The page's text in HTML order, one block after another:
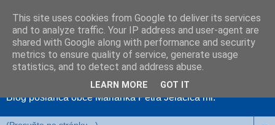
MariankaNahlas
Blog poslanca obce Marianka Petra Jelačiča ml.
This site uses cookies from Google to deliver its services
and to analyze traffic. Your IP address and user-agent are
shared with Google along with performance and security
metrics to ensure quality of service, generate usage
statistics, and to detect and address abuse.
LEARN MORE GOT IT